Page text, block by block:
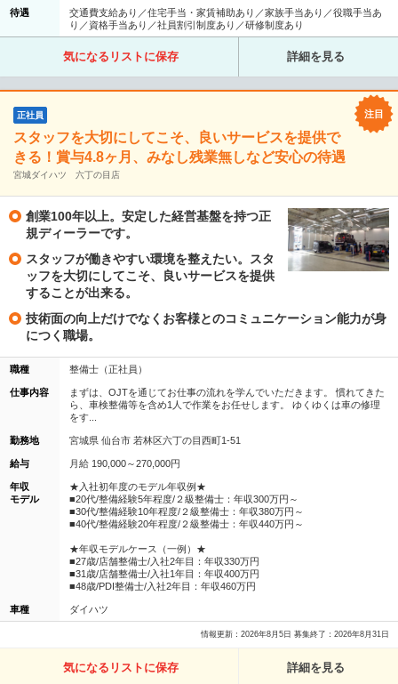
待遇
交通費支給あり／住宅手当・家賃補助あり／家族手当あり／役職手当あ
り／資格手当あり／社員割引制度あり／研修制度あり
気になるリストに保存 詳細を見る
正社員
スタッフを大切にしてこそ、良いサービスを提供で
きる！賞与4.8ヶ月、みなし残業無しなど安心の待遇
宮城ダイハツ 六丁の目店
創業100年以上。安定した経営基盤を持つ正
規ディーラーです。
スタッフが働きやすい環境を整えたい。スタ
ッフを大切にしてこそ、良いサービスを提供
することが出来る。
技術面の向上だけでなくお客様とのコミュニケーション能力が身
につく職場。
職種 整備士（正社員）
仕事内容
まずは、OJTを通じてお仕事の流れを学んでいただきます。 慣れてきた
ら、車検整備等を含め1人で作業をお任せします。 ゆくゆくは車の修理
をす...
勤務地 宮城県 仙台市 若林区六丁の目西町1-51
給与 月給 190,000～270,000円
年収
モデル
★入社初年度のモデル年収例★
■20代/整備経験5年程度/２級整備士：年収300万円～
■30代/整備経験10年程度/２級整備士：年収380万円～
■40代/整備経験20年程度/２級整備士：年収440万円～
★年収モデルケース（一例）★
■27歳/店舗整備士/入社2年目：年収330万円
■31歳/店舗整備士/入社1年目：年収400万円
■48歳/PDI整備士/入社2年目：年収460万円
車種 ダイハツ
情報更新：2026年8月5日 募集終了：2026年8月31日
気になるリストに保存 詳細を見る